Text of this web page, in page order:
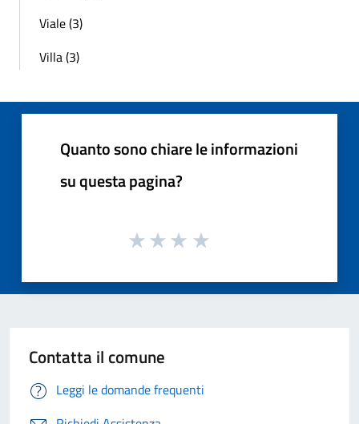
Viale (3)
Villa (3)
Quanto sono chiare le informazioni
su questa pagina?
Contatta il comune
Leggi le domande frequenti